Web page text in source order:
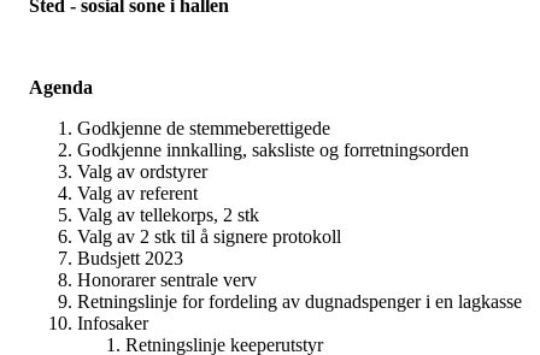
Sted - sosial sone i hallen
Agenda
Godkjenne de stemmeberettigede
Godkjenne innkalling, saksliste og forretningsorden
Valg av ordstyrer
Valg av referent
Valg av tellekorps, 2 stk
Valg av 2 stk til å signere protokoll
Budsjett 2023
Honorarer sentrale verv
Retningslinje for fordeling av dugnadspenger i en lagkasse
Infosaker
Retningslinje keeperutstyr